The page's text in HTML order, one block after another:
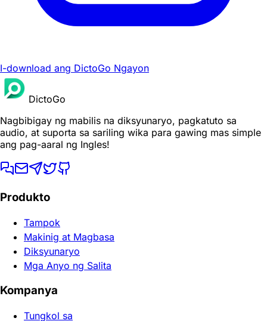
I-download ang DictoGo Ngayon
DictoGo
Nagbibigay ng mabilis na diksyunaryo, pagkatuto sa
audio, at suporta sa sariling wika para gawing mas simple
ang pag-aaral ng Ingles!
Produkto
Tampok
Makinig at Magbasa
Diksyunaryo
Mga Anyo ng Salita
Kompanya
Tungkol sa